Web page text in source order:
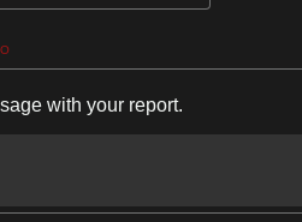
with your report.